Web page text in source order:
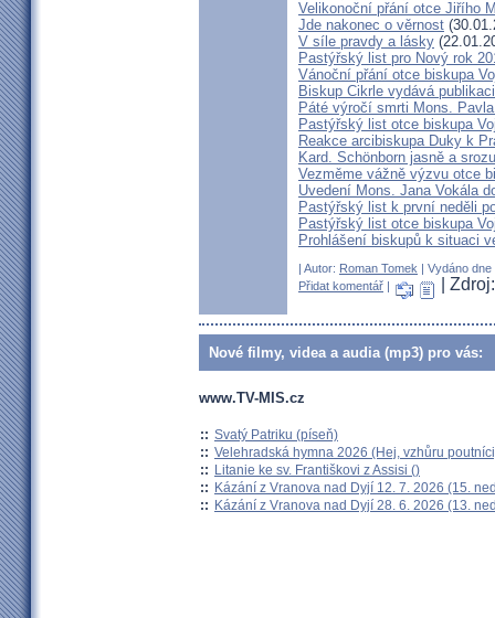
Velikonoční přání otce Jiřího
Jde nakonec o věrnost
V síle pravdy a lásky
Pastýřský list pro Nový rok
Vánoční přání otce biskupa
Biskup Cikrle vydává
Páté výročí smrti Mons.
Pastýřský list otce biskupa
Reakce arcibiskupa Duky k
Kard. Schönborn jasně a
Vezměme vážně výzvu otce
Uvedení Mons. Jana Vokála
Pastýřský list k první neděli
Pastýřský list otce biskupa
Prohlášení biskupů k situaci
| Autor: Roman Tomek | Vydáno
Přidat komentář | |
Nové filmy, videa a audia (mp3) pro vás:
www.TV-MIS.cz
:: Svatý Patriku (píseň)
:: Velehradská hymna 2026 (Hej, vzhůru
:: Litanie ke sv. Františkovi z Assisi ()
:: Kázání z Vranova nad Dyjí 12. 7. 2026 (15.
:: Kázání z Vranova nad Dyjí 28. 6. 2026 (13.